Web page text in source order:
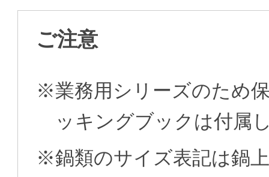
ご注意
※業務用シリーズのため
ッキングブックは付属
※鍋類のサイズ表記は鍋